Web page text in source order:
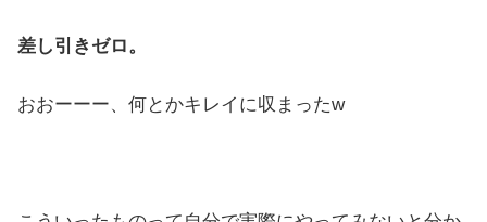
差し引きゼロ。
おおーーー、何とかキレイに収まったw